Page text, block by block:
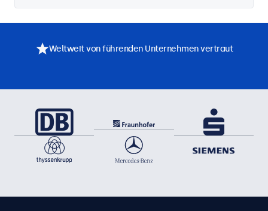
Weltweit von führenden Unternehmen vertraut